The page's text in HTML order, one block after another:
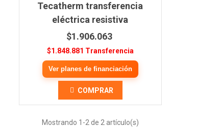
Tecatherm transferencia
eléctrica resistiva
$1.906.063
$1.848.881 Transferencia
Ver planes de financiación
COMPRAR
Mostrando 1 -2 de 2 artículo(s)